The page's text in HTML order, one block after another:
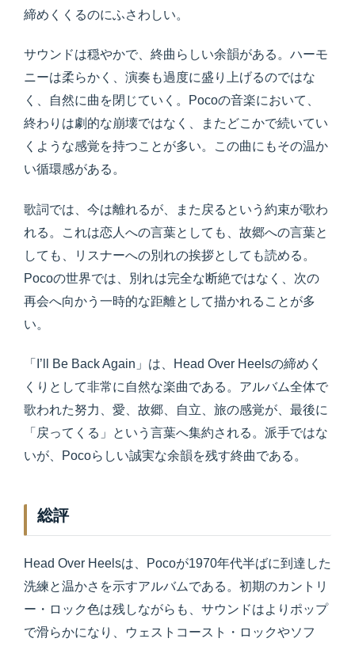
締めくくるのにふさわしい。
サウンドは穏やかで、終曲らしい余韻がある。ハーモ
ニーは柔らかく、演奏も過度に盛り上げるのではな
く、自然に曲を閉じていく。Pocoの音楽において、
終わりは劇的な崩壊ではなく、またどこかで続いてい
くような感覚を持つことが多い。この曲にもその温か
い循環感がある。
歌詞では、今は離れるが、また戻るという約束が歌わ
れる。これは恋人への言葉としても、故郷への言葉と
しても、リスナーへの別れの挨拶としても読める。
Pocoの世界では、別れは完全な断絶ではなく、次の
再会へ向かう一時的な距離として描かれることが多
い。
「I’ll Be Back Again」は、Head Over Heelsの締めく
くりとして非常に自然な楽曲である。アルバム全体で
歌われた努力、愛、故郷、自立、旅の感覚が、最後に
「戻ってくる」という言葉へ集約される。派手ではな
いが、Pocoらしい誠実な余韻を残す終曲である。
総評
Head Over Heelsは、Pocoが1970年代半ばに到達した
洗練と温かさを示すアルバムである。初期のカントリ
ー・ロック色は残しながらも、サウンドはよりポップ
で滑らかになり、ウェストコースト・ロックやソフ